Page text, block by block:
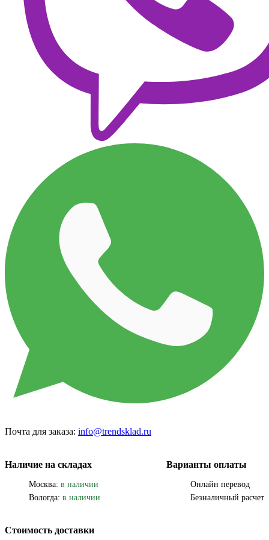
Почта для заказа: info@trendsklad.ru
Наличие на складах
Москва: в наличии
Вологда: в наличии
Варианты оплаты
Онлайн перевод
Безналичный расчет
Стоимость доставки